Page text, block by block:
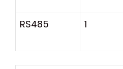
RS485 1